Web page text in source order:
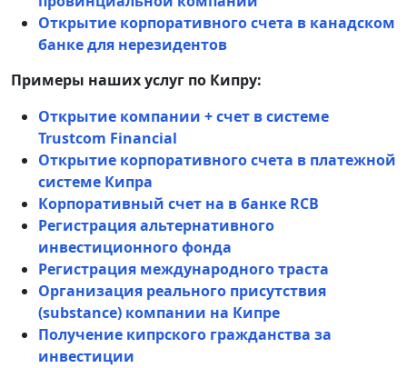
Открытие корпоративного счета в канадском
банке для нерезидентов
Примеры наших услуг по Кипру:
Открытие компании + счет в системе
Trustcom Financial
Открытие корпоративного счета в платежной
системе Кипра
Корпоративный счет на в банке RCB
Регистрация альтернативного
инвестиционного фонда
Регистрация международного траста
Организация реального присутствия
(substance) компании на Кипре
Получение кипрского гражданства за
инвестиции